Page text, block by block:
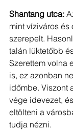
Shantang utca:
mint víziváros és
szerepelt.
talán lüktetőbb
Szerettem volna
is, ez azonban
időmbe. Viszont
vége idevezet,
eltölteni a
tudja nézni.